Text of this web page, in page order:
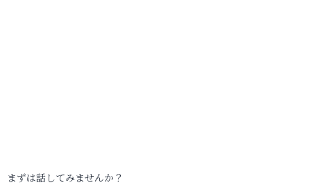
まずは話してみませんか？